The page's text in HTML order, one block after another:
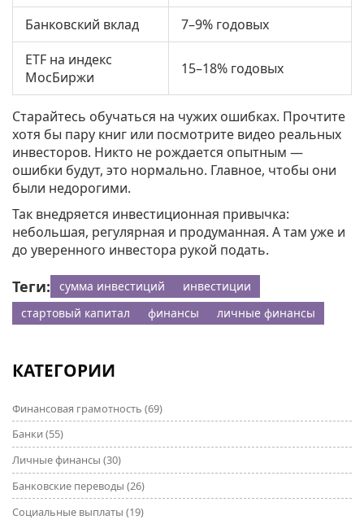
Банковский вклад
7–9% годовых
ETF на индекс
МосБиржи
15–18% годовых
Старайтесь обучаться на чужих ошибках. Прочтите
хотя бы пару книг или посмотрите видео реальных
инвесторов. Никто не рождается опытным —
ошибки будут, это нормально. Главное, чтобы они
были недорогими.
Так внедряется инвестиционная привычка:
небольшая, регулярная и продуманная. А там уже и
до уверенного инвестора рукой подать.
Теги: сумма инвестиций
инвестиции
стартовый капитал
финансы личные финансы
КАТЕГОРИИ
Финансовая грамотность (69)
Банки (55)
Личные финансы (30)
Банковские переводы (26)
Социальные выплаты (19)